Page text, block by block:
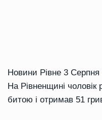
Новини Рівне 3 Серпня
На Рівненщині
битою і отримав 51